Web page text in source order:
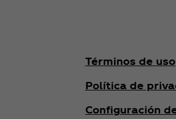
Términos de uso
Política de
Configuración